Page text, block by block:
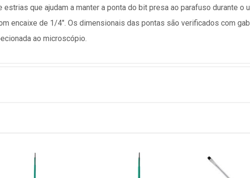
que ajudam a manter a ponta do bit presa ao parafuso durante o
encaixe de 1/4". Os dimensionais das pontas são verificados com
ao microscópio.